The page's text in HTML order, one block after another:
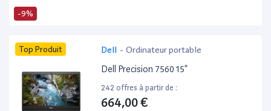
-9%
Top Produit Dell - Ordinateur portable
Dell Precision 7560 15”
242 offres à partir de :
664,00 €